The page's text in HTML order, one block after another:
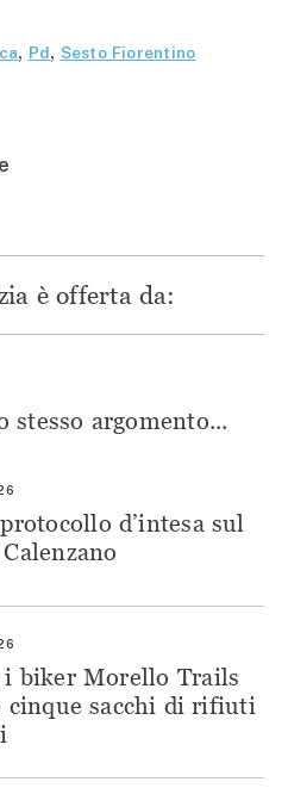
(Si
apre
(Si
apre
, Pd, Sesto Fiorentino
è offerta da:
argomento...
d’intesa sul
i biker Morello Trails
cinque sacchi di rifiuti